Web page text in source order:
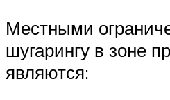
Местными
шугарингу в зоне
являются: